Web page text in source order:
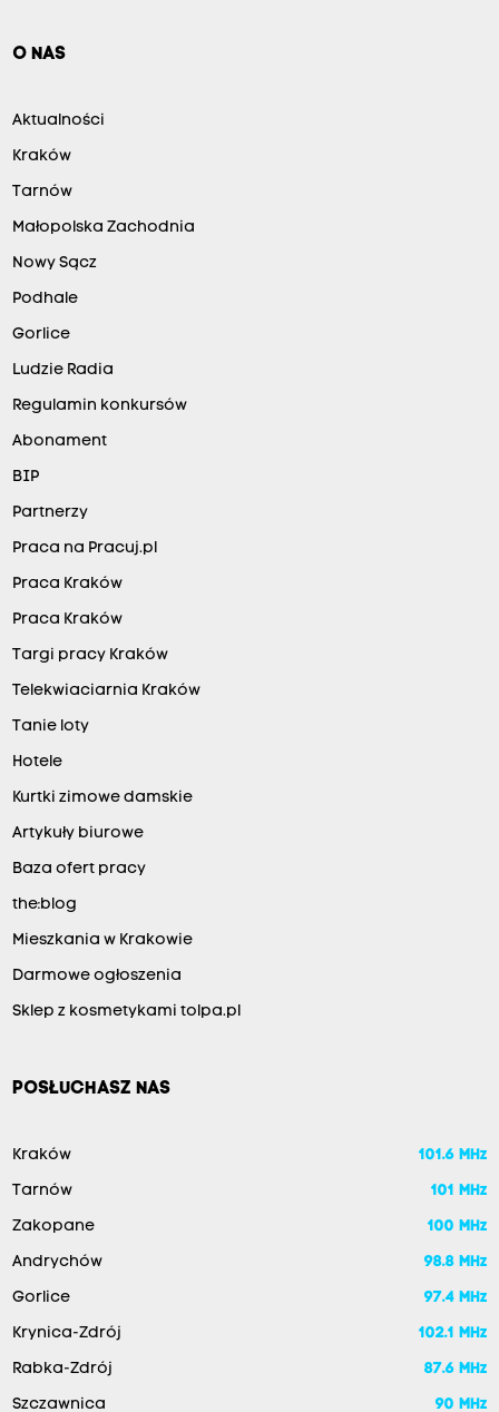
O NAS
Aktualności
Kraków
Tarnów
Małopolska Zachodnia
Nowy Sącz
Podhale
Gorlice
Ludzie Radia
Regulamin konkursów
Abonament
BIP
Partnerzy
Praca na Pracuj.pl
Praca Kraków
Praca Kraków
Targi pracy Kraków
Telekwiaciarnia Kraków
Tanie loty
Hotele
Kurtki zimowe damskie
Artykuły biurowe
Baza ofert pracy
the:blog
Mieszkania w Krakowie
Darmowe ogłoszenia
Sklep z kosmetykami tolpa.pl
POSŁUCHASZ NAS
Kraków 101.6 MHz
Tarnów 101 MHz
Zakopane 100 MHz
Andrychów 98.8 MHz
Gorlice 97.4 MHz
Krynica-Zdrój 102.1 MHz
Rabka-Zdrój 87.6 MHz
Szczawnica 90 MHz